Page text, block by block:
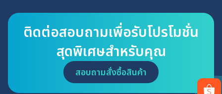
ติดต่อสอบถามเพื่อรับโปรโมชั่น
สุดพิเศษสำหรับคุณ
สอบถามสั่งซื้อสินค้า